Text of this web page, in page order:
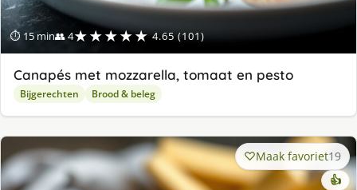
⏱ 15 min👥 4★★★★★ 4.65 (101)
Canapés met mozzarella, tomaat en pesto
Bijgerechten Brood & beleg
Maak favoriet19
👍